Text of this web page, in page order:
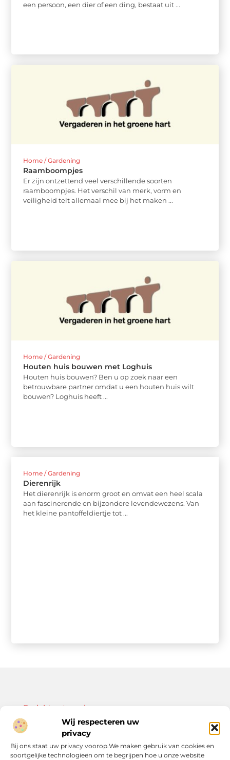
Wij respecteren uw
privacy
Bij ons staat uw privacy voorop.We maken gebruik van cookies en
soortgelijke technologieën om te begrijpen hoe u onze website
een persoon, een dier of een ding, bestaat uit ...
Home / Gardening
Raamboompjes
Er zijn ontzettend veel verschillende soorten
raamboompjes. Het verschil van merk, vorm en
veiligheid telt allemaal mee bij het maken ...
Home / Gardening
Houten huis bouwen met Loghuis
Houten huis bouwen? Ben u op zoek naar een
betrouwbare partner omdat u een houten huis wilt
bouwen? Loghuis heeft ...
Home / Gardening
Dierenrijk
Het dierenrijk is enorm groot en omvat een heel scala
aan fascinerende en bijzondere levendewezens. Van
het kleine pantoffeldiertje tot ...
Bericht categorie